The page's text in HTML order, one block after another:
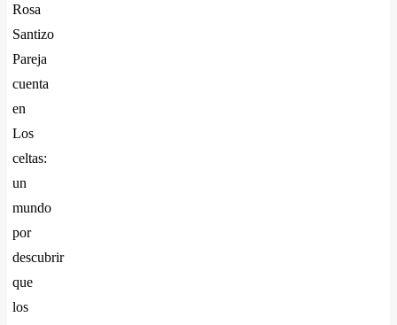
Rosa
Santizo
Pareja
cuenta
en
Los
celtas:
un
mundo
por
descubrir
que
los